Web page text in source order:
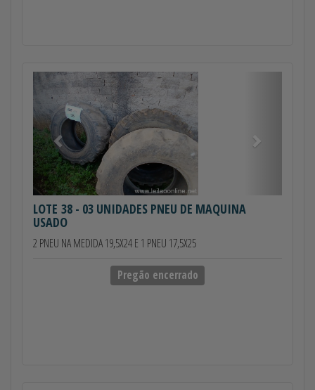
Anterior
LOTE 38 - 03 UNIDADES PNEU DE MAQUINA
USADO
2 PNEU NA MEDIDA 19,5X24 E 1 PNEU 17,5X25
Pregão encerrado